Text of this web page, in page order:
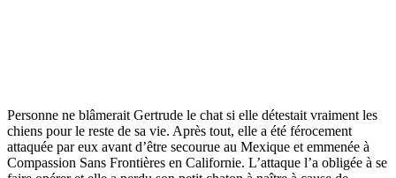
Personne ne blâmerait Gertrude le chat si elle détestait vraiment les
chiens pour le reste de sa vie. Après tout, elle a été férocement
attaquée par eux avant d’être secourue au Mexique et emmenée à
Compassion Sans Frontières en Californie. L’attaque l’a obligée à se